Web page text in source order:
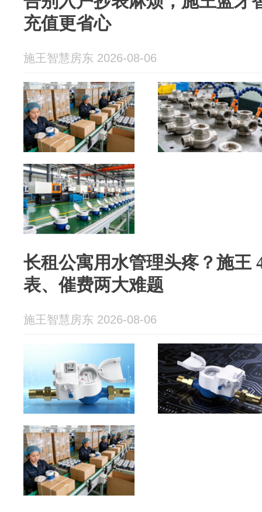
充值更省心
施王智慧房东 2026-08-06
长租公寓用水管理头疼？施王
表、催费两大难题
施王智慧房东 2026-08-06